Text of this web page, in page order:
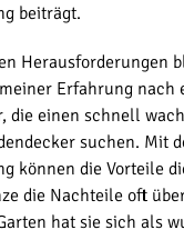
beiträgt.
Herausforderungen
Erfahrung nach
die einen schnell
suchen. Mit
können die Vorteile
die Nachteile oft
hat sie sich als